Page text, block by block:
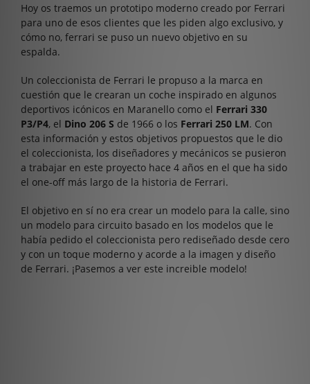
Hoy os traemos un prototipo moderno creado por Ferrari
para uno de esos clientes que les piden algo exclusivo, y
cómo no, ferrari se puso un nuevo objetivo en su
espalda.
Un coleccionista de Ferrari le propuso a la marca en
cuestión que le crearan un coche inspirado en algunos
deportivos icónicos en Maranello como el Ferrari 330
P3/P4, el Dino 206 S de 1966 o los Ferrari 250 LM. Con
esta información y estos objetivos propuestos que le dio
el coleccionista, los diseñadores y mecánicos se pusieron
a trabajar en este proyecto hace 4 años en el que ha sido
el one-off más largo de la historia de Ferrari.
El objetivo en sí no era crear un modelo para la calle, sino
un modelo para circuito basado en los modelos que le
había pedido el coleccionista pero rediseñado desde cero
y con un toque moderno y acorde a la imagen y diseño
de Ferrari. ¡Pasemos a ver este increible modelo!